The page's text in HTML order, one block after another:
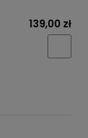
139,00 zł